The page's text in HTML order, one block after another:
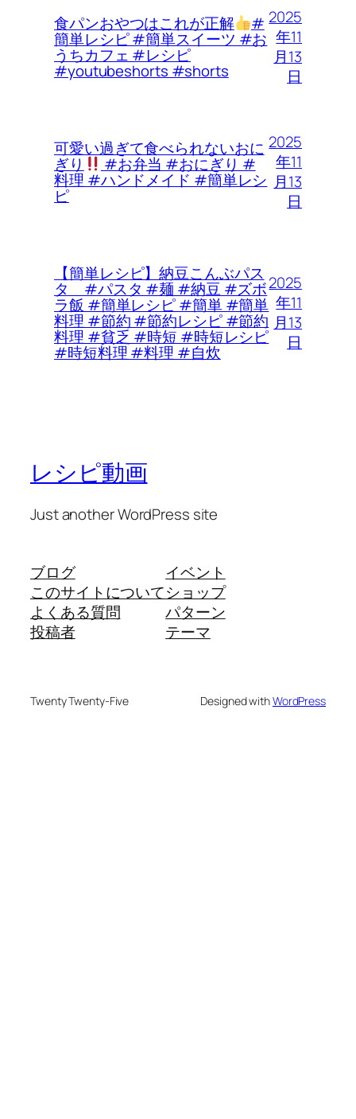
食パンおやつはこれが正解 #
簡単レシピ #簡単スイーツ #お
うちカフェ #レシピ
#youtubeshorts #shorts
2025
年11
月13
日
可愛い過ぎて食べられないおに
ぎり #お弁当 #おにぎり #
料理 #ハンドメイド #簡単レシ
ピ
2025
年11
月13
日
【簡単レシピ】納豆こんぶパス
タ #パスタ #麺 #納豆 #ズボ
ラ飯 #簡単レシピ #簡単 #簡単
料理 #節約 #節約レシピ #節約
料理 #貧乏 #時短 #時短レシピ
#時短料理 #料理 #自炊
2025
年11
月13
日
レシピ動画
Just another WordPress site
ブログ
このサイトについて
よくある質問
投稿者
イベント
ショップ
パターン
テーマ
Twenty Twenty-Five Designed withWordPress